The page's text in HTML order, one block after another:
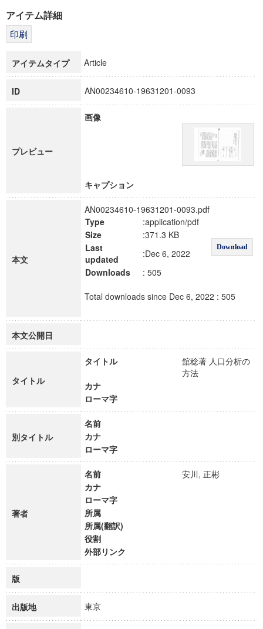
科学研究費補助金研究成果報告書
博士課程教育リーディングプログラム「超成熟社会発展のサ
アイテム詳細
アイテムタイプ Article
ID AN00234610-19631201-0093
プレビュー
画像
キャプション
本文
AN00234610-19631201-0093.pdf
Type
:application/pdf
Download
Size
:371.3 KB
Last
updated
:Dec 6, 2022
Downloads
: 505
Total downloads since Dec 6, 2022 : 505
本文公開日
タイトル
タイトル
舘稔著 人口分析の
方法
カナ
ローマ字
別タイトル
名前
カナ
ローマ字
著者
名前
安川, 正彬
カナ
ローマ字
所属
所属(翻訳)
役割
外部リンク
版
出版地 東京